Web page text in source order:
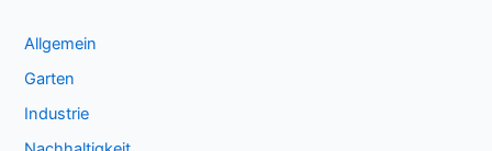
Allgemein
Garten
Industrie